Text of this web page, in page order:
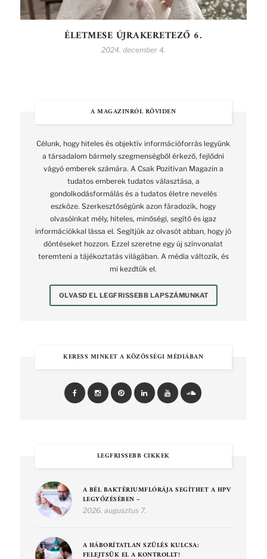
ÉLETMESE ÚJRAKERETEZŐ 6.
2024. december 4.
A MAGAZINRÓL RÖVIDEN
Célunk, hogy hiteles és objektív információforrás legyünk
a társadalom bármely szegmenségből érkező, fejlődni
vágyó emberek számára. A Csak Pozitívan Magazin a
tudatos emberek tudatos választása, a
gondolkodásformálás és a tudatos életre nevelés
eszköze. Szerkesztőségünk azon fáradozik, hogy
olvasóinkat mély, hiteles, minőségi, segítő és igaz
információkkal lássa el. Segítjük az olvasót abban, hogy jó
döntéseket hozzon. Ezzel szeretne egy új színvonalat
teremteni a tájékoztatás világában. A média változik, és
mi kezdtük el.
OLVASD EL LEGFRISSEBB LAPSZÁMUNKAT
KERESS MINKET A KÖZÖSSÉGI MÉDIÁBAN
LEGFRISSEBB CIKKEK
A BÉL BAKTÉRIUMFLÓRÁJA SEGÍTHET A HPV
LEGYŐZÉSÉBEN –
2026. augusztus 7.
A HÁBORÍTATLAN SZÜLÉS KULCSA:
FELEJTSÜK EL A KONTROLLT!